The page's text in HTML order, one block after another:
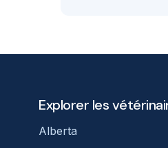
Explorer les
Alberta